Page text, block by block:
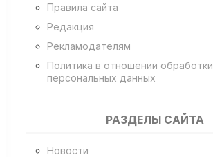
Правила сайта
Редакция
Рекламодателям
Политика в отношении обработки
персональных данных
РАЗДЕЛЫ САЙТА
Новости